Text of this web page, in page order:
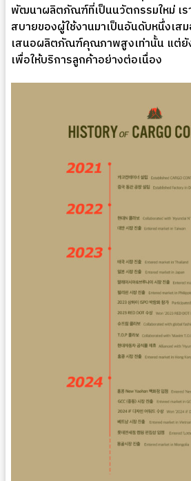
พัฒนาผลิตภัณฑ์ที่เป็นนวัตกรรมใหม่ เร
สบายของผู้ใช้งานมาเป็นอันดับหนึ่งเส
เสนอผลิตภัณฑ์คุณภาพสูงเท่านั้น แต่ยั
เพื่อให้บริการลูกค้าอย่างต่อเนื่อง